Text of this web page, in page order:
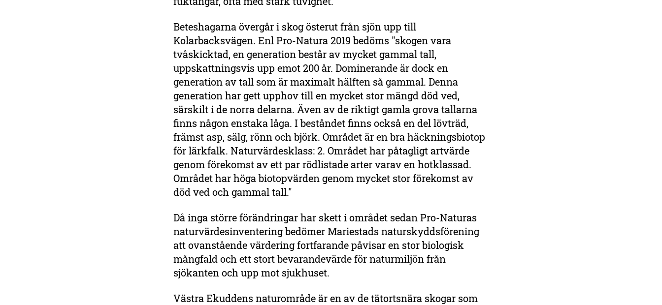
Beteshagarna övergår i skog österut från sjön upp till
Kolarbacksvägen. Enl Pro-Natura 2019 bedöms "skogen vara
tvåskicktad, en generation består av mycket gammal tall,
uppskattningsvis upp emot 200 år. Dominerande är dock en
generation av tall som är maximalt hälften så gammal. Denna
generation har gett upphov till en mycket stor mängd död ved,
särskilt i de norra delarna. Även av de riktigt gamla grova tallarna
finns någon enstaka låga. I beståndet finns också en del lövträd,
främst asp, sälg, rönn och björk. Området är en bra häckningsbiotop
för lärkfalk. Naturvärdesklass: 2. Området har påtagligt artvärde
genom förekomst av ett par rödlistade arter varav en hotklassad.
Området har höga biotopvärden genom mycket stor förekomst av
död ved och gammal tall."
Då inga större förändringar har skett i området sedan Pro-Naturas
naturvärdesinventering bedömer Mariestads naturskyddsförening
att ovanstående värdering fortfarande påvisar en stor biologisk
mångfald och ett stort bevarandevärde för naturmiljön från
sjökanten och upp mot sjukhuset.
Västra Ekuddens naturområde är en av de tätortsnära skogar som